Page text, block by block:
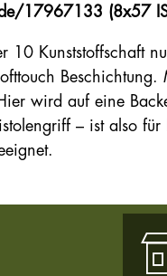
17967133 (8x57
10 Kunststoffschaft
Beschichtung.
wird auf eine
– ist also für